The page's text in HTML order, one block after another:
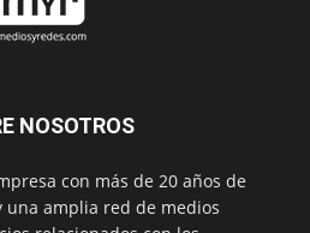
NOSOTROS
con más de 20 años de
amplia red de medios